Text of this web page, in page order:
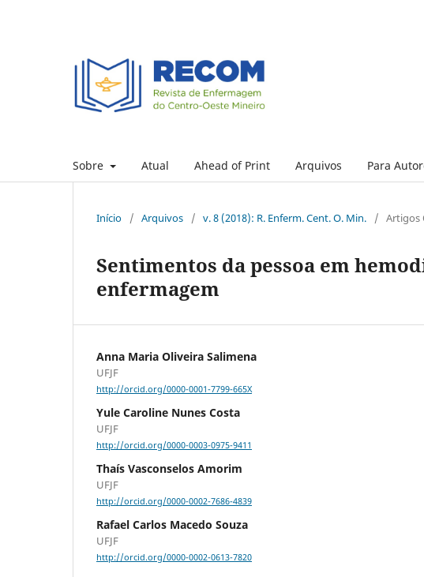
Sobre Atual Ahead of Print Arquivos Para
Início / Arquivos / v. 8 (2018): R. Enferm. Cent. O. Min. / Artigos
Sentimentos da pessoa em
enfermagem
Anna Maria Oliveira Salimena
UFJF
http://orcid.org/0000-0001-7799-665X
Yule Caroline Nunes Costa
UFJF
http://orcid.org/0000-0003-0975-9411
Thaís Vasconselos Amorim
UFJF
http://orcid.org/0000-0002-7686-4839
Rafael Carlos Macedo Souza
UFJF
http://orcid.org/0000-0002-0613-7820